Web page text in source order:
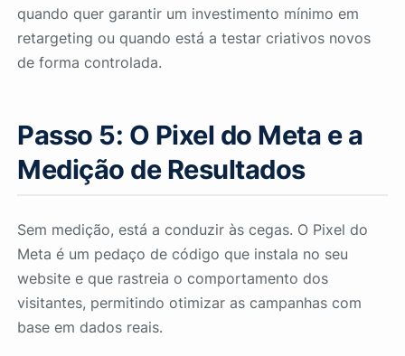
quando quer garantir um investimento mínimo em
retargeting ou quando está a testar criativos novos
de forma controlada.
Passo 5: O Pixel do Meta e a
Medição de Resultados
Sem medição, está a conduzir às cegas. O Pixel do
Meta é um pedaço de código que instala no seu
website e que rastreia o comportamento dos
visitantes, permitindo otimizar as campanhas com
base em dados reais.